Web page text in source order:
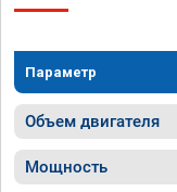
Параметр
Объем двигателя
Мощность